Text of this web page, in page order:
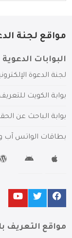
مواقع لجنة
البوابات الدعوية
لجنة الدعوة
بوابة الكويت
بوابة الباحث عن
بطاقات الواتس آب
مواقع التعريف